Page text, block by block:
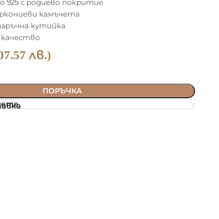
925 с родиево покритие
камъчета
кутийка
лв.)
ПОРЪЧКА